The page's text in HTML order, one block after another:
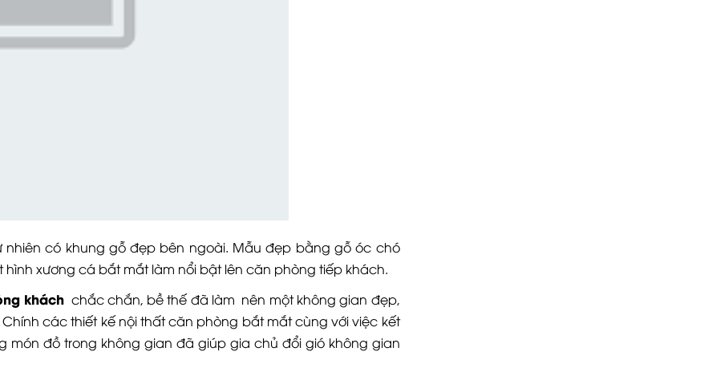
có khung gỗ đẹp bên ngoài. Mẫu đẹp bằng gỗ óc chó
xương cá bắt mắt làm nổi bật lên căn phòng tiếp khách.
khách chắc chắn, bề thế đã làm nên một không gian đẹp,
các thiết kế nội thất căn phòng bắt mắt cùng với việc kết
món đồ trong không gian đã giúp gia chủ đổi gió không gian